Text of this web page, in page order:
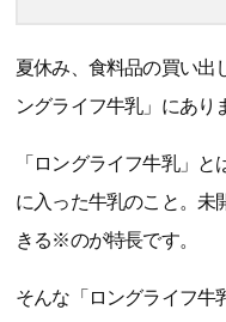
夏休み、食料品の買い出
ングライフ牛乳」にあり
「ロングライフ牛乳」
に入った牛乳のこと。未
きる※のが特長です。
そんな「ロングライフ牛